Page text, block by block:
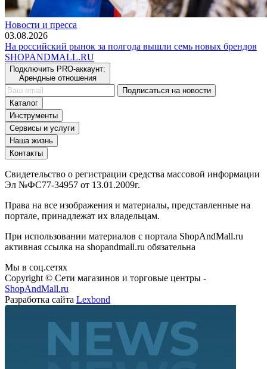
Новости и пресса
03.08.2026
На российский рынок за полгода вышли семь новых брендов
SHOPANDMALL.RU
Подключить PRO-аккаунт:
Арендные отношения
Подписаться на новости
Каталог
Инструменты
Сервисы и услуги
Наша жизнь
Контакты
Свидетельство о регистрации средства массовой информации
Эл №ФС77-34957 от 13.01.2009г.
Права на все изображения и материалы, представленные на
портале, принадлежат их владельцам.
При использовании материалов с портала ShopAndMall.ru
активная ссылка на shopandmall.ru обязательна
Мы в соц.сетях
Copyright © Сети магазинов и торговые центры -
ShopAndMall.ru
Разработка сайта Lexbond